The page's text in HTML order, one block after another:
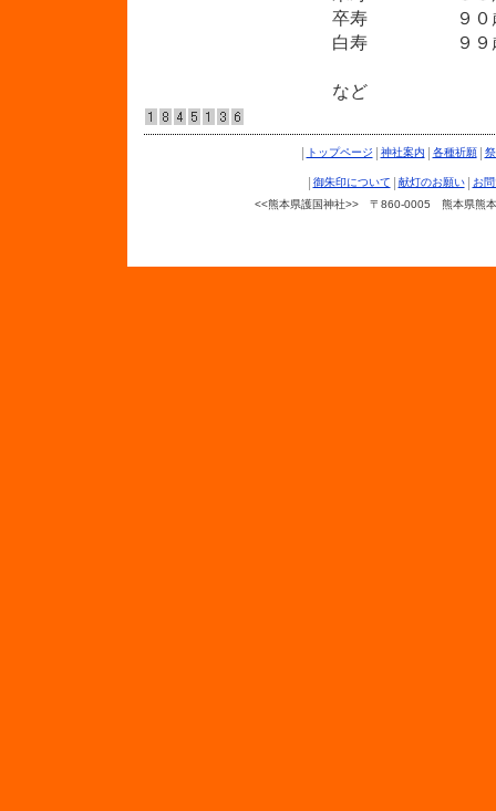
卒寿 ９０
白寿 ９９
など
トップページ 神社案内 各種祈願
御朱印について 献灯のお願い
お
<<熊本県護国神社>> 〒860-0005 熊本県熊